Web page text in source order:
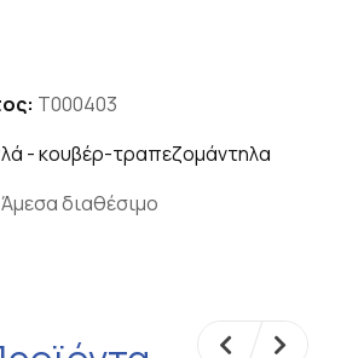
T000403
- κουβέρ-τραπεζομάντηλα
Άμεσα διαθέσιμο